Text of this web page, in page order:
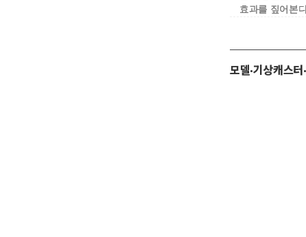
효과를 짚어본
모델·기상캐스